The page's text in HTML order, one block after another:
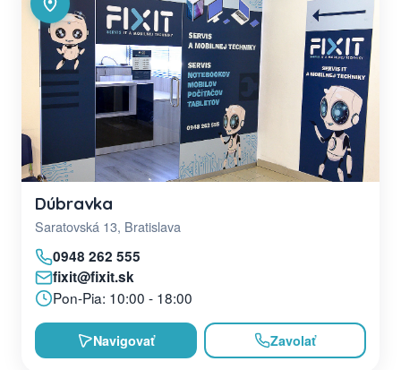
Dúbravka
Saratovská 13, Bratislava
0948 262 555
fixit@fixit.sk
Pon-Pia: 10:00 - 18:00
Navigovať Zavolať